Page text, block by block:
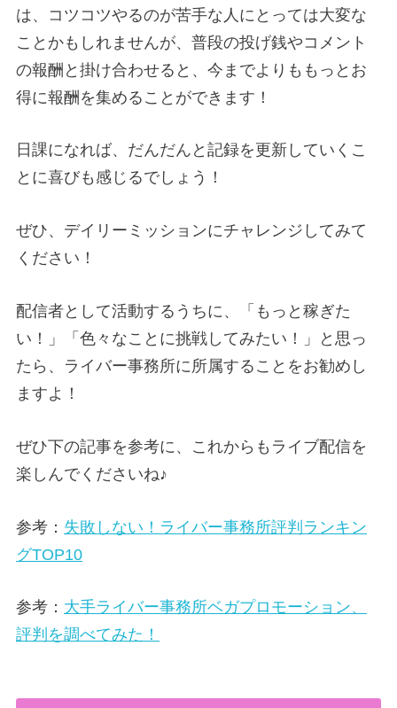
は、コツコツやるのが苦手な人にとっては大変な
ことかもしれませんが、普段の投げ銭やコメント
の報酬と掛け合わせると、今までよりももっとお
得に報酬を集めることができます！
日課になれば、だんだんと記録を更新していくこ
とに喜びも感じるでしょう！
ぜひ、デイリーミッションにチャレンジしてみて
ください！
配信者として活動するうちに、「もっと稼ぎた
い！」「色々なことに挑戦してみたい！」と思っ
たら、ライバー事務所に所属することをお勧めし
ますよ！
ぜひ下の記事を参考に、これからもライブ配信を
楽しんでくださいね♪
参考： 失敗しない！ライバー事務所評判ランキン
グTOP10
参考： 大手ライバー事務所ベガプロモーション、
評判を調べてみた！